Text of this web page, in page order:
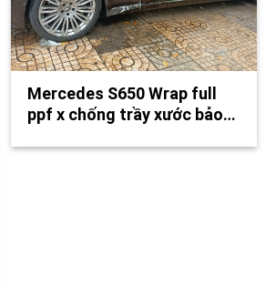
Mercedes S650 Wrap full
ppf x chống trầy xước bảo…